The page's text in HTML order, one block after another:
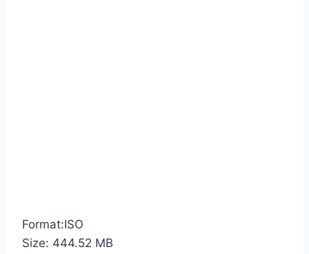
Format:ISO
Size: 444.52 MB